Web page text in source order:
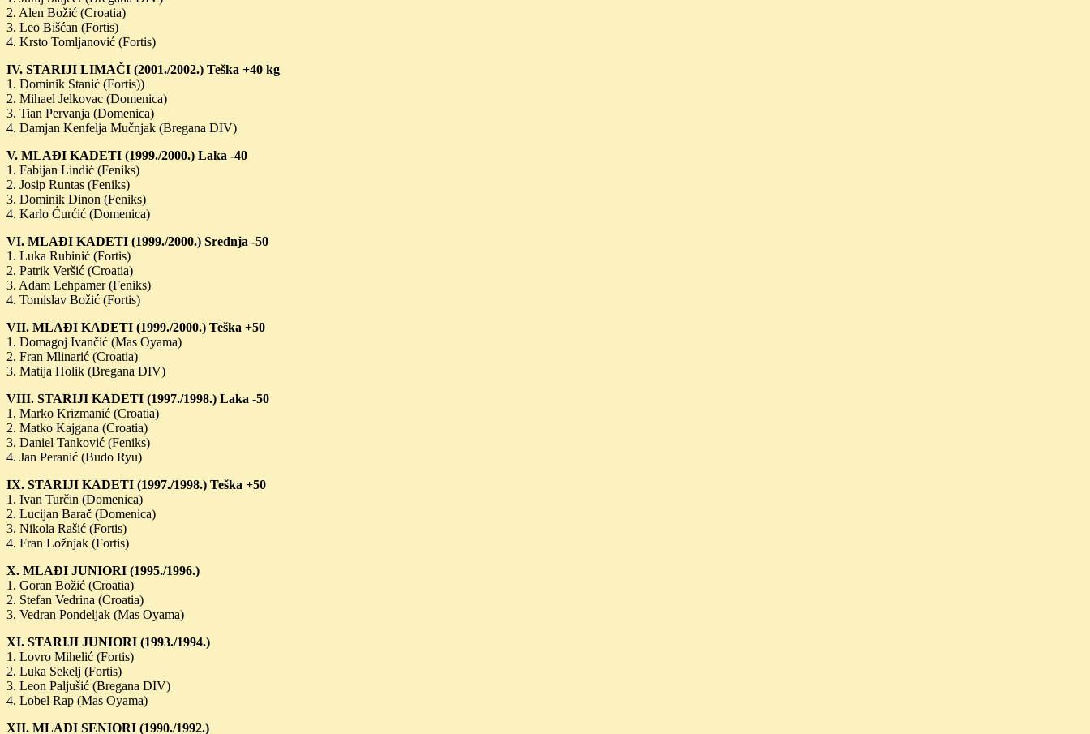
2. Alen Božić (Croatia)
3. Leo Bišćan (Fortis)
4. Krsto Tomljanović (Fortis)
IV. STARIJI LIMAČI (2001./2002.) Teška +40 kg
1. Dominik Stanić (Fortis))
2. Mihael Jelkovac (Domenica)
3. Tian Pervanja (Domenica)
4. Damjan Kenfelja Mučnjak (Bregana DIV)
V. MLAĐI KADETI (1999./2000.) Laka -40
1. Fabijan Lindić (Feniks)
2. Josip Runtas (Feniks)
3. Dominik Dinon (Feniks)
4. Karlo Ćurćić (Domenica)
VI. MLAĐI KADETI (1999./2000.) Srednja -50
1. Luka Rubinić (Fortis)
2. Patrik Veršić (Croatia)
3. Adam Lehpamer (Feniks)
4. Tomislav Božić (Fortis)
VII. MLAĐI KADETI (1999./2000.) Teška +50
1. Domagoj Ivančić (Mas Oyama)
2. Fran Mlinarić (Croatia)
3. Matija Holik (Bregana DIV)
VIII. STARIJI KADETI (1997./1998.) Laka -50
1. Marko Krizmanić (Croatia)
2. Matko Kajgana (Croatia)
3. Daniel Tanković (Feniks)
4. Jan Peranić (Budo Ryu)
IX. STARIJI KADETI (1997./1998.) Teška +50
1. Ivan Turčin (Domenica)
2. Lucijan Barač (Domenica)
3. Nikola Rašić (Fortis)
4. Fran Ložnjak (Fortis)
X. MLAĐI JUNIORI (1995./1996.)
1. Goran Božić (Croatia)
2. Stefan Vedrina (Croatia)
3. Vedran Pondeljak (Mas Oyama)
XI. STARIJI JUNIORI (1993./1994.)
1. Lovro Mihelić (Fortis)
2. Luka Sekelj (Fortis)
3. Leon Paljušić (Bregana DIV)
4. Lobel Rap (Mas Oyama)
XII. MLAĐI SENIORI (1990./1992.)